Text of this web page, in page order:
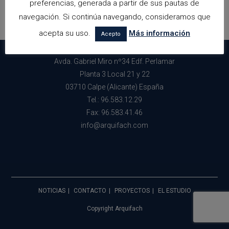
Avda. Gabriel Miro nº34 Edf. Perlamar
Planta 3 Local 21 y 22
03710 Calpe (Alicante) España
Tel.: 96.583.12.29
Fax: 96.583.41.46
info@arquifach.com
NOTICIAS CONTACTO PROYECTOS EL ESTUDIO
Copyright Arquifach
preferencias, generada a partir de sus pautas de
navegación. Si continúa navegando, consideramos que
acepta su uso.
Acepto Más información